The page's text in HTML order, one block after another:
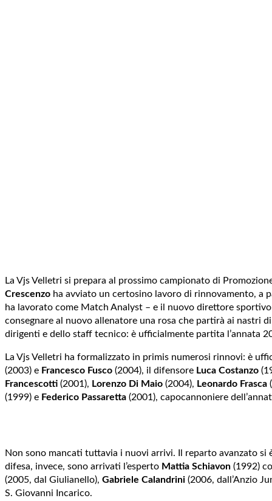
La Vjs Velletri si prepara al prossimo campionato di
Crescenzo ha avviato un certosino lavoro di rinnovamento,
ha lavorato come Match Analyst – e il nuovo direttore
consegnare al nuovo allenatore una rosa che partirà ai nastri
dirigenti e dello staff tecnico: è ufficialmente partita l’annata
La Vjs Velletri ha formalizzato in primis numerosi rinnovi: è
(2003) e Francesco Fusco (2004), il difensore Luca Costanzo
Francescotti (2001), Lorenzo Di Maio (2004), Leonardo Frasca
(1999) e Federico Passaretta (2001), capocannoniere
Non sono mancati tuttavia i nuovi arrivi. Il reparto avanzato si
difesa, invece, sono arrivati l’esperto Mattia Schiavon (1992)
(2005, dal Giulianello), Gabriele Calandrini (2006, dall’Anzio
S. Giovanni Incarico.